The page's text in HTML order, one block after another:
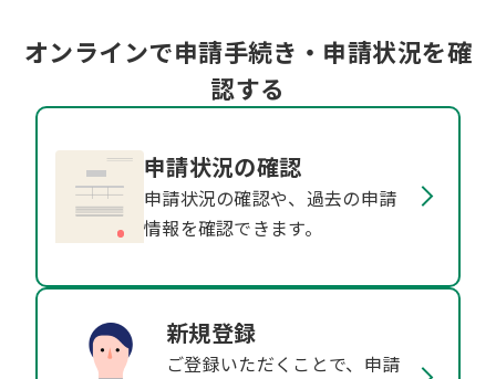
オンラインで申請手続き・申請状況を確
認する
申請状況の確認
申請状況の確認や、過去の申請
情報を確認できます。
新規登録
ご登録いただくことで、申請